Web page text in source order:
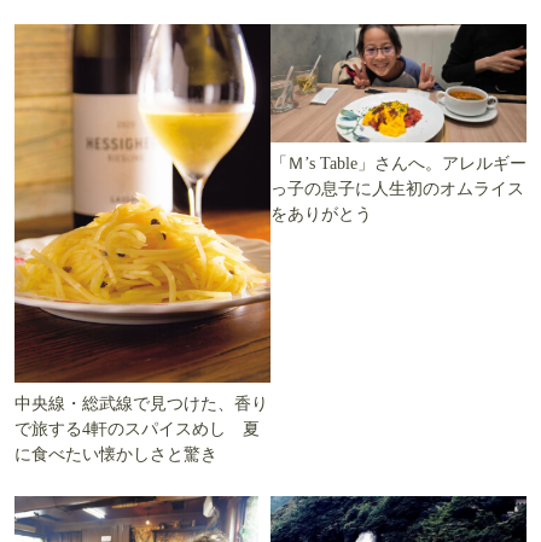
中央線・総武線で見つけた、香り
で旅する4軒のスパイスめし 夏
に食べたい懐かしさと驚き
「Ｍ’s Table」さんへ。アレルギー
っ子の息子に人生初のオムライス
をありがとう